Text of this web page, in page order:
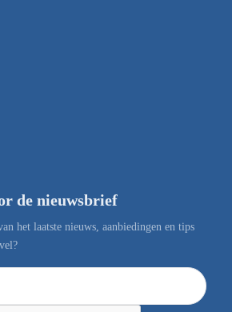
de nieuwsbrief
het laatste nieuws, aanbiedingen en tips